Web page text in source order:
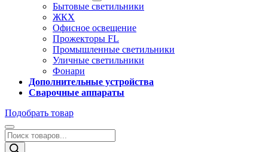
Бытовые светильники
ЖКХ
Офисное освещение
Прожекторы FL
Промышленные светильники
Уличные светильники
Фонари
Дополнительные устройства
Сварочные аппараты
Подобрать товар
Поиск
товаров